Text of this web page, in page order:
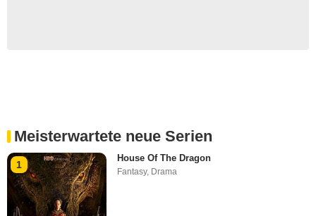
Meisterwartete neue Serien
1
House Of The Dragon
Fantasy, Drama